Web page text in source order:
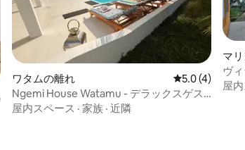
件、5つ星中4.64つ星の平均評価
ワタムの離れ レビュー4件、
5.0 (4)
Ngemi House Watamu - デラックスゲス
トハウス（3）
屋内スペース · 家族 · 近隣
マ
ヴ
屋